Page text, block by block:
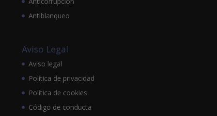
Antiblanqueo
Aviso Legal
Aviso legal
Política de privacidad
Política de cookies
Código de conducta